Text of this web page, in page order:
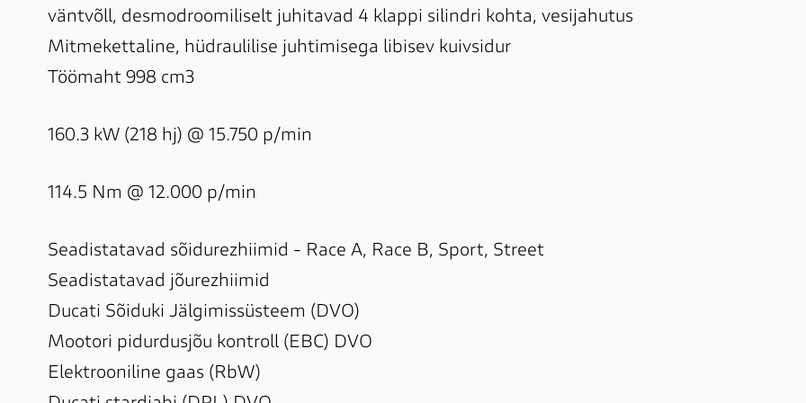
väntvõll, desmodroomiliselt juhitavad 4 klappi silindri kohta, vesijahutus
Mitmekettaline, hüdraulilise juhtimisega libisev kuivsidur
Töömaht 998 cm3
160.3 kW (218 hj) @ 15.750 p/min
114.5 Nm @ 12.000 p/min
Seadistatavad sõidurezhiimid - Race A, Race B, Sport, Street
Seadistatavad jõurezhiimid
Ducati Sõiduki Jälgimissüsteem (DVO)
Mootori pidurdusjõu kontroll (EBC) DVO
Elektrooniline gaas (RbW)